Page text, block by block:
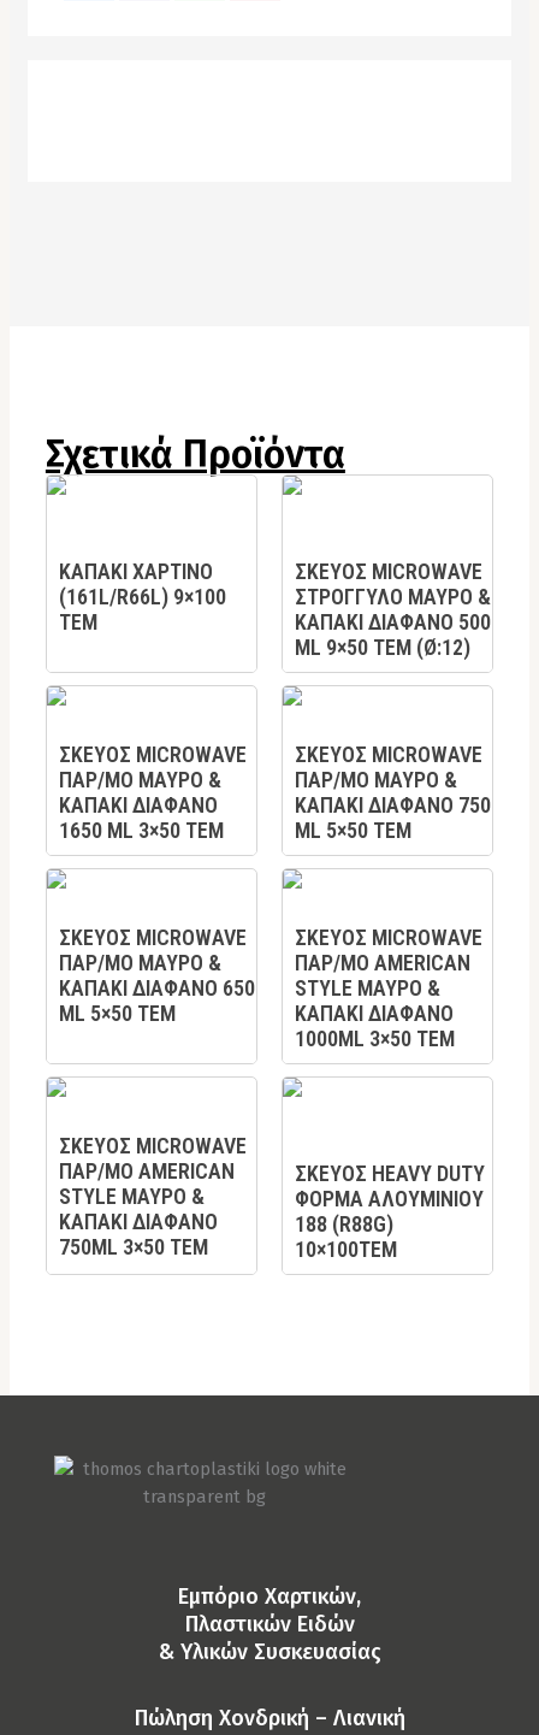
Σχετικά Προϊόντα
ΚΑΠΑΚΙ ΧΑΡΤΙΝΟ
(161L/R66L) 9×100
ΤΕΜ
ΣΚΕΥΟΣ MICROWAVE
ΣΤΡΟΓΓΥΛΟ ΜΑΥΡΟ &
ΚΑΠΑΚΙ ΔΙΑΦΑΝΟ 500
ML 9×50 TEM (Ø:12)
ΣΚΕΥΟΣ MICROWAVE
ΠΑΡ/ΜΟ ΜΑΥΡΟ &
ΚΑΠΑΚΙ ΔΙΑΦΑΝΟ
1650 ML 3×50 TEM
ΣΚΕΥΟΣ MICROWAVE
ΠΑΡ/ΜΟ ΜΑΥΡΟ &
ΚΑΠΑΚΙ ΔΙΑΦΑΝΟ 750
ML 5×50 TEM
ΣΚΕΥΟΣ MICROWAVE
ΠΑΡ/ΜΟ ΜΑΥΡΟ &
ΚΑΠΑΚΙ ΔΙΑΦΑΝΟ 650
ML 5×50 TEM
ΣΚΕΥΟΣ MICROWAVE
ΠΑΡ/ΜΟ AMERICAN
STYLE ΜΑΥΡΟ &
ΚΑΠΑΚΙ ΔΙΑΦΑΝΟ
1000ML 3×50 TEM
ΣΚΕΥΟΣ MICROWAVE
ΠΑΡ/ΜΟ AMERICAN
STYLE ΜΑΥΡΟ &
ΚΑΠΑΚΙ ΔΙΑΦΑΝΟ
750ML 3×50 TEM
ΣΚΕΥΟΣ HEAVY DUTΥ
ΦΟΡΜΑ ΑΛΟΥΜΙΝΙΟΥ
188 (R88G)
10×100ΤΕΜ
Eμπόριο Χαρτικών,
Πλαστικών Ειδών
& Yλικών Συσκευασίας
Πώληση Χονδρική – Λιανική